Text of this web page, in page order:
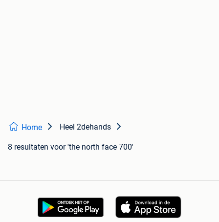
Home Heel 2dehands
8 resultaten voor 'the north face 700'